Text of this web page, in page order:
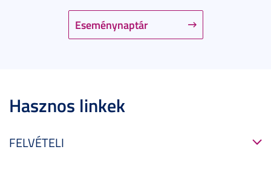
Eseménynaptár
Hasznos linkek
FELVÉTELI